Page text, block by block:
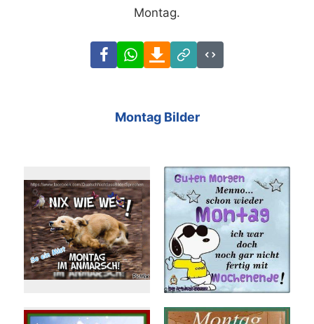
Montag.
FacebookWhatsAppDownload
Link
Code
Montag Bilder